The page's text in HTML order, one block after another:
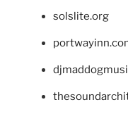
solslite.org